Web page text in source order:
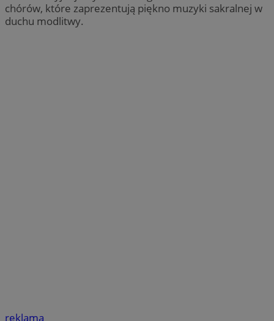
chórów, które zaprezentują piękno muzyki sakralnej w
duchu modlitwy.
reklama